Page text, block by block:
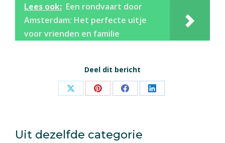
Lees ook: Een rondvaart door
Amsterdam: Het perfecte uitje
voor vrienden en familie
Deel dit bericht
Share Share Share Share
Uit dezelfde categorie